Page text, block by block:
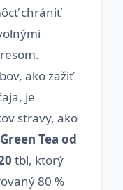
chrániť
ako zažiť
je
stravy, ako
Green Tea od
tbl, ktorý
80 %